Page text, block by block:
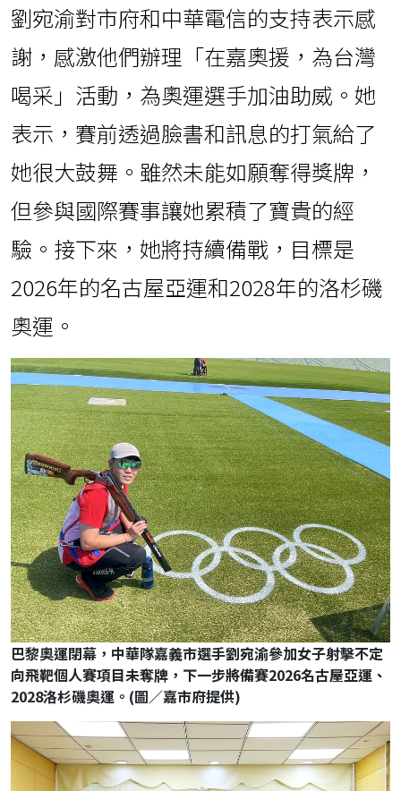
劉宛渝對市府和中華電信的支持表示感
謝，感激他們辦理「在嘉奧援，為台灣
喝采」活動，為奧運選手加油助威。她
表示，賽前透過臉書和訊息的打氣給了
她很大鼓舞。雖然未能如願奪得獎牌，
但參與國際賽事讓她累積了寶貴的經
驗。接下來，她將持續備戰，目標是
2026年的名古屋亞運和2028年的洛杉磯
奧運。
巴黎奧運閉幕，中華隊嘉義市選手劉宛渝參加女子射擊不定
向飛靶個人賽項目未奪牌，下一步將備賽2026名古屋亞運、
2028洛杉磯奧運。(圖／嘉市府提供)